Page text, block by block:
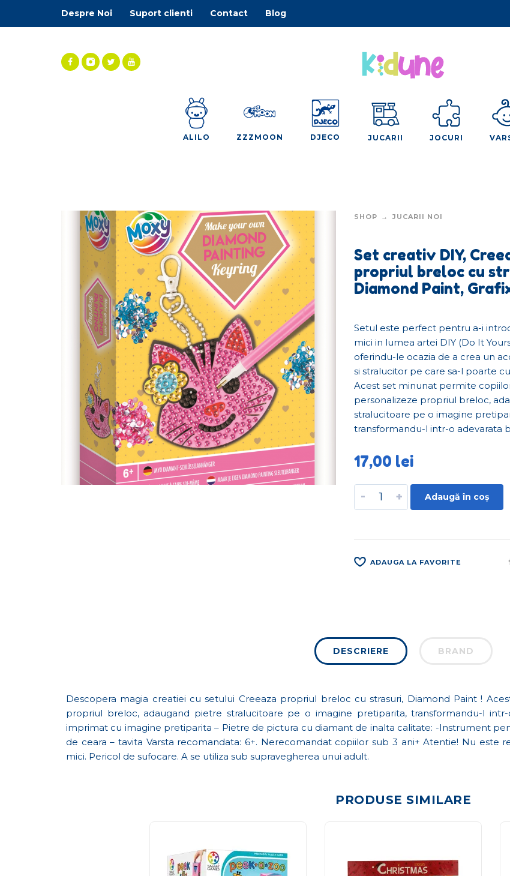
Despre Noi Suport clienti Contact Blog
ALILO ZZZMOON DJECO JUCARII JOCURI
SHOP JUCARII NOI
Set creativ DIY,
propriul breloc cu
Diamond Paint,
Setul este perfect pentru a-i
mici in lumea artei DIY (Do It
oferindu-le ocazia de a crea un
si stralucitor pe care sa-l poarte
Acest set minunat permite
personalizeze propriul breloc,
stralucitoare pe o imagine
transformandu-l intr-o adevarata
17,00 lei
- + Adaugă în coș
ADAUGA LA FAVORITE
DESCRIERE BRAND
Descopera magia creatiei cu setului Creeaza propriul breloc cu strasuri, Diamond Paint !
propriul breloc, adaugand pietre stralucitoare pe o imagine pretiparita, transformandu-l
imprimat cu imagine pretiparita – Pietre de pictura cu diamant de inalta calitate: -Instrument
de ceara – tavita Varsta recomandata: 6+. Nerecomandat copiilor sub 3 ani+ Atentie! Nu este
mici. Pericol de sufocare. A se utiliza sub supravegherea unui adult.
PRODUSE SIMILARE